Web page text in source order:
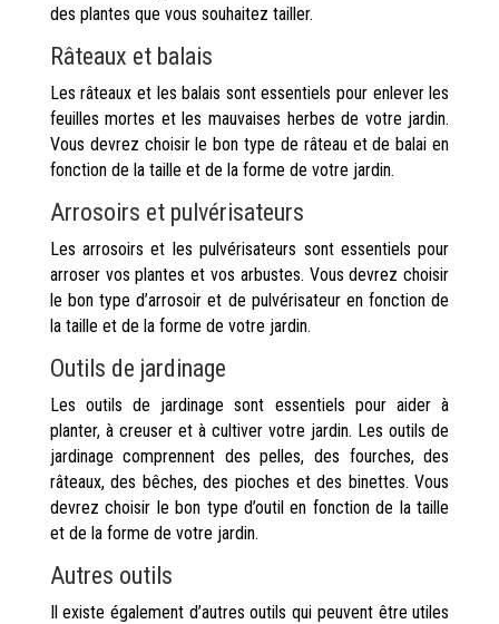
des plantes que vous souhaitez tailler.
Râteaux et balais
Les râteaux et les balais sont essentiels pour enlever les
feuilles mortes et les mauvaises herbes de votre jardin.
Vous devrez choisir le bon type de râteau et de balai en
fonction de la taille et de la forme de votre jardin.
Arrosoirs et pulvérisateurs
Les arrosoirs et les pulvérisateurs sont essentiels pour
arroser vos plantes et vos arbustes. Vous devrez choisir
le bon type d’arrosoir et de pulvérisateur en fonction de
la taille et de la forme de votre jardin.
Outils de jardinage
Les outils de jardinage sont essentiels pour aider à
planter, à creuser et à cultiver votre jardin. Les outils de
jardinage comprennent des pelles, des fourches, des
râteaux, des bêches, des pioches et des binettes. Vous
devrez choisir le bon type d’outil en fonction de la taille
et de la forme de votre jardin.
Autres outils
Il existe également d’autres outils qui peuvent être utiles